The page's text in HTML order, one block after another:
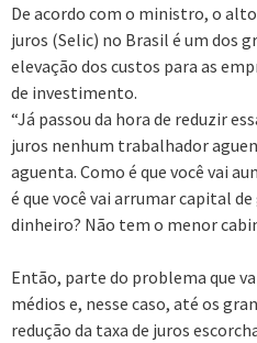
De acordo com o ministro, o
juros (Selic) no Brasil é um dos
elevação dos custos para as
de investimento.
“Já passou da hora de reduzir
juros nenhum trabalhador
aguenta. Como é que você vai
é que você vai arrumar capital
dinheiro? Não tem o menor
Então, parte do problema que
médios e, nesse caso, até os
redução da taxa de juros